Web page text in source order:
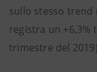
sullo stesso trend
registra un +6,3%
trimestre del